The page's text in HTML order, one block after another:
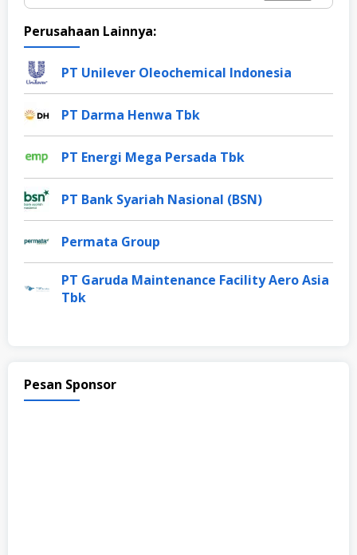
Perusahaan Lainnya:
PT Unilever Oleochemical Indonesia
PT Darma Henwa Tbk
PT Energi Mega Persada Tbk
PT Bank Syariah Nasional (BSN)
Permata Group
PT Garuda Maintenance Facility Aero Asia
Tbk
Pesan Sponsor